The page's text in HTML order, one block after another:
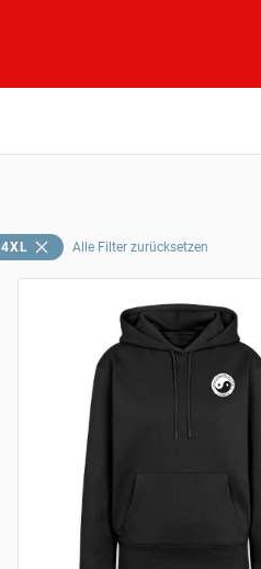
4XL Alle Filter zurücksetzen